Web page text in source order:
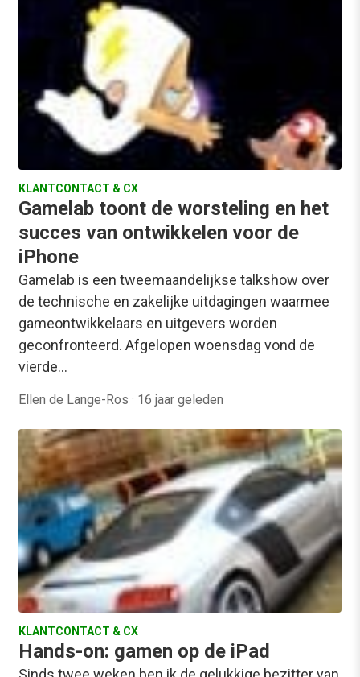
KLANTCONTACT & CX
Gamelab toont de worsteling en het
succes van ontwikkelen voor de
iPhone
Gamelab is een tweemaandelijkse talkshow over
de technische en zakelijke uitdagingen waarmee
gameontwikkelaars en uitgevers worden
geconfronteerd. Afgelopen woensdag vond de
vierde…
Ellen de Lange-Ros · 16 jaar geleden
KLANTCONTACT & CX
Hands-on: gamen op de iPad